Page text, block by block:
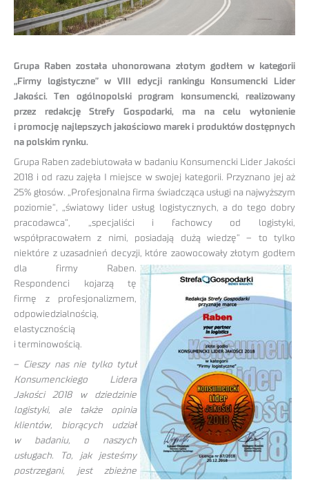
Grupa Raben została uhonorowana złotym godłem w kategorii
„Firmy logistyczne” w VIII edycji rankingu Konsumencki Lider
Jakości. Ten ogólnopolski program konsumencki, realizowany
przez redakcję Strefy Gospodarki, ma na celu wyłonienie
i promocję najlepszych jakościowo marek i produktów dostępnych
na polskim rynku.
Grupa Raben zadebiutowała w badaniu Konsumencki Lider Jakości
2018 i od razu zajęła I miejsce w swojej kategorii. Przyznano jej aż
25% głosów. „Profesjonalna firma świadcząca usługi na najwyższym
poziomie”, „światowy lider usług logistycznych, a do tego dobry
pracodawca”, „specjaliści i fachowcy od logistyki,
współpracowałem z nimi, posiadają dużą wiedzę” – to tylko
niektóre z uzasadnień decyzji, które zaowocowały złotym godłem
dla firmy Raben.
Respondenci kojarzą tę
firmę z profesjonalizmem,
odpowiedzialnością,
elastycznością
i terminowością.
– Cieszy nas nie tylko tytuł
Konsumenckiego Lidera
Jakości 2018 w dziedzinie
logistyki, ale także opinia
klientów, biorących udział
w badaniu, o naszych
usługach. To, jak jesteśmy
postrzegani, jest zbieżne